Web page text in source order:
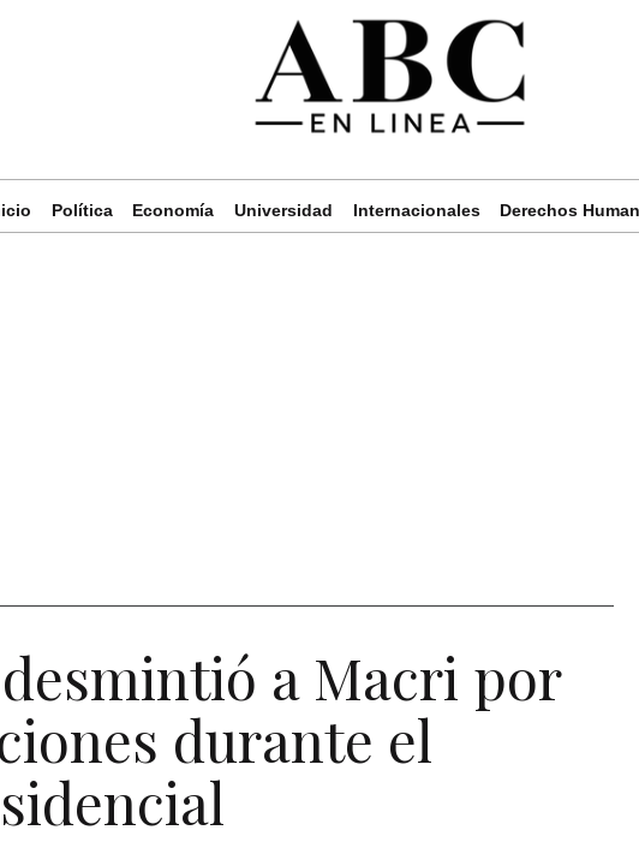
Política Economía Universidad Internacionales Derechos
a Macri por
durante el